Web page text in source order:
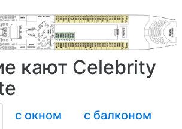
кают Celebrity